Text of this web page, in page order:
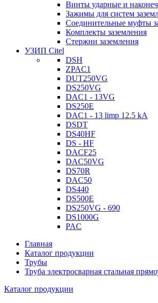
Винты ударные и
Зажимы для систем
Соединительные муфты
Комплекты заземления
Стержни заземления
УЗИП Citel
DSH
ZPAC1
DUT250VG
DS250VG
DAC1 - 13VG
DS250E
DAC1 - 13 limp 12.5 kA
DSDT
DS40HF
DS - HF
DACF25
DAC50VG
DS70R
DAC50
DS440
DS500E
DS250VG - 690
DS1000G
PAC
Главная
Каталог продукции
Трубы
Труба электросварная стальная
Каталог продукции